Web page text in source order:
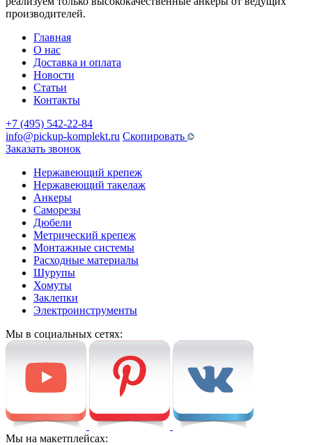
производителей.
Главная
О нас
Доставка и оплата
Новости
Статьи
Контакты
+7 (495) 542-22-84
info@pickup-komplekt.ru Скопировать
Заказать звонок
Нержавеющий крепеж
Нержавеющий такелаж
Анкеры
Саморезы
Дюбели
Метрический крепеж
Монтажные системы
Расходные материалы
Шурупы
Хомуты
Заклепки
Электроинструменты
Мы в социальных сетях:
Мы на макетплейсах: